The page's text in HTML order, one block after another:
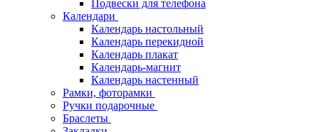
Подвески для телефона
Календари
Календарь настольный
Календарь перекидной
Календарь плакат
Календарь-магнит
Календарь настенный
Рамки, фоторамки
Ручки подарочные
Браслеты